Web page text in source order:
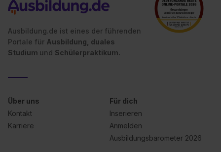
Ausbildung.de ist eines der führenden
Portale für Ausbildung, duales
Studium und Schülerpraktikum.
Über uns
Kontakt
Karriere
Für dich
Inserieren
Anmelden
Ausbildungsbarometer 2026